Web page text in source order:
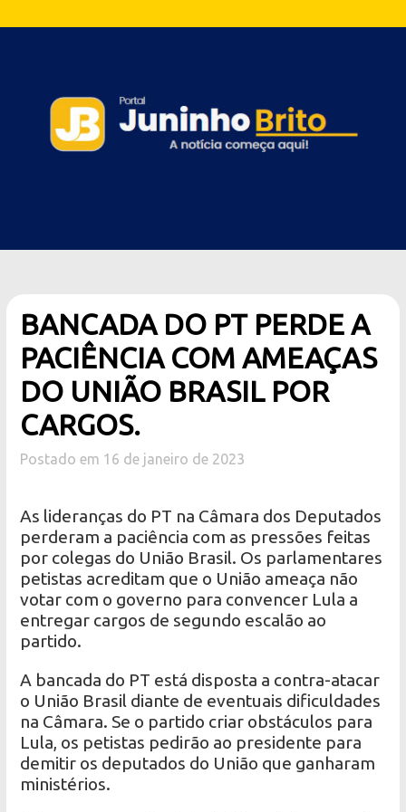
BANCADA DO PT PERDE A
PACIÊNCIA COM AMEAÇAS
DO UNIÃO BRASIL POR
CARGOS.
Postado em 16 de janeiro de 2023
As lideranças do PT na Câmara dos Deputados
perderam a paciência com as pressões feitas
por colegas do União Brasil. Os parlamentares
petistas acreditam que o União ameaça não
votar com o governo para convencer Lula a
entregar cargos de segundo escalão ao
partido.
A bancada do PT está disposta a contra-atacar
o União Brasil diante de eventuais dificuldades
na Câmara. Se o partido criar obstáculos para
Lula, os petistas pedirão ao presidente para
demitir os deputados do União que ganharam
ministérios.